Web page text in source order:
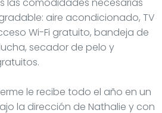
aire acondicionado, TV
Wi-Fi gratuito, bandeja de
secador de pelo y
le recibe todo el año en un
la dirección de Nathalie y con